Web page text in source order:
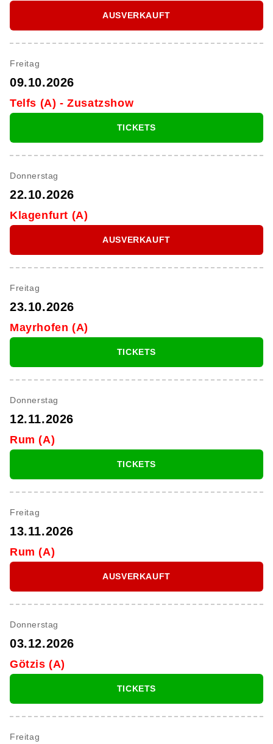
AUSVERKAUFT
Freitag
09.10.2026
Telfs (A) - Zusatzshow
TICKETS
Donnerstag
22.10.2026
Klagenfurt (A)
AUSVERKAUFT
Freitag
23.10.2026
Mayrhofen (A)
TICKETS
Donnerstag
12.11.2026
Rum (A)
TICKETS
Freitag
13.11.2026
Rum (A)
AUSVERKAUFT
Donnerstag
03.12.2026
Götzis (A)
TICKETS
Freitag